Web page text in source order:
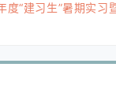
“建习生”暑期实习